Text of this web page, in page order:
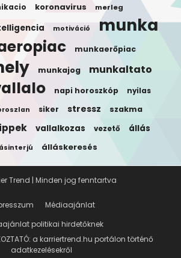
koronavirus merleg
motiváció munka
munkaerőpiac
munkajog munkaltato
napi horoszkóp nyilas
siker stressz szakma
vallalkozas vezető állás
álláskeresés
Médiaajánlat
politikai hirdetőknek
a karriertrend.hu portálon történő
adatkezelésekről
Trend | Minden jog fenntartva